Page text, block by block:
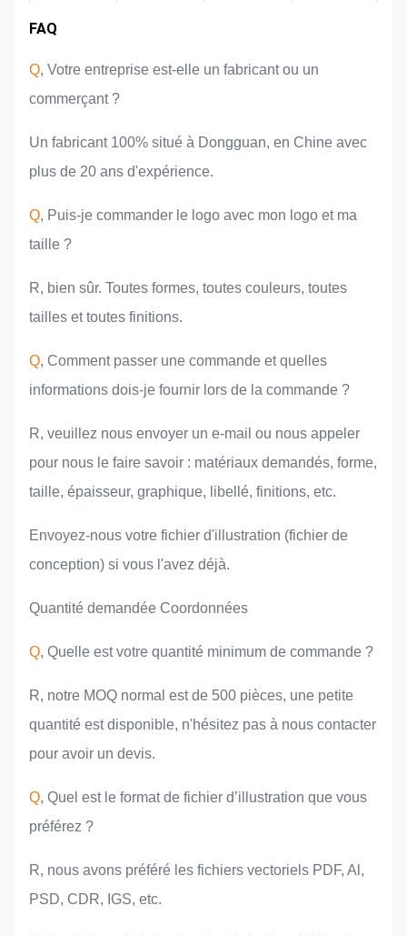
Expérience de
FAQ
Q, Votre entreprise est-elle un fabricant ou un
commerçant ?
Un fabricant 100% situé à Dongguan, en Chine avec
plus de 20 ans d'expérience.
Q, Puis-je commander le logo avec mon logo et ma
taille ?
R, bien sûr. Toutes formes, toutes couleurs, toutes
tailles et toutes finitions.
Q, Comment passer une commande et quelles
informations dois-je fournir lors de la commande ?
R, veuillez nous envoyer un e-mail ou nous appeler
pour nous le faire savoir : matériaux demandés, forme,
taille, épaisseur, graphique, libellé, finitions, etc.
Envoyez-nous votre fichier d'illustration (fichier de
conception) si vous l'avez déjà.
Quantité demandée Coordonnées
Q, Quelle est votre quantité minimum de commande ?
R, notre MOQ normal est de 500 pièces, une petite
quantité est disponible, n'hésitez pas à nous contacter
pour avoir un devis.
Q, Quel est le format de fichier d’illustration que vous
préférez ?
R, nous avons préféré les fichiers vectoriels PDF, Al,
PSD, CDR, IGS, etc.